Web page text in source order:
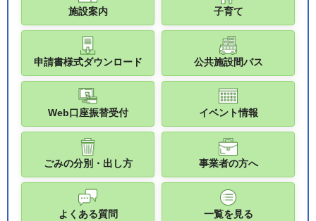
施設案内 子育て
申請書様式ダウンロード 公共施設間バス
Web口座振替受付 イベント情報
ごみの分別・出し方 事業者の方へ
よくある質問 一覧を見る